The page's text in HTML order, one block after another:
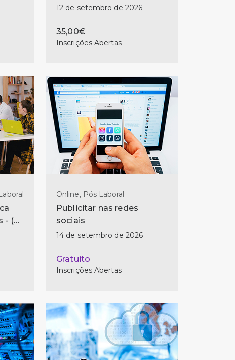
12 de setembro de 2026
35,00€
Inscrições Abertas
- (2
Online, Pós Laboral
Publicitar nas redes
sociais
14 de setembro de 2026
Gratuito
Inscrições Abertas